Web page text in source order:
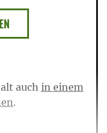
auch in einem
.